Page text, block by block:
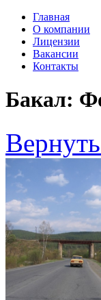
Главная
О компании
Лицензии
Вакансии
Контакты
Бакал: